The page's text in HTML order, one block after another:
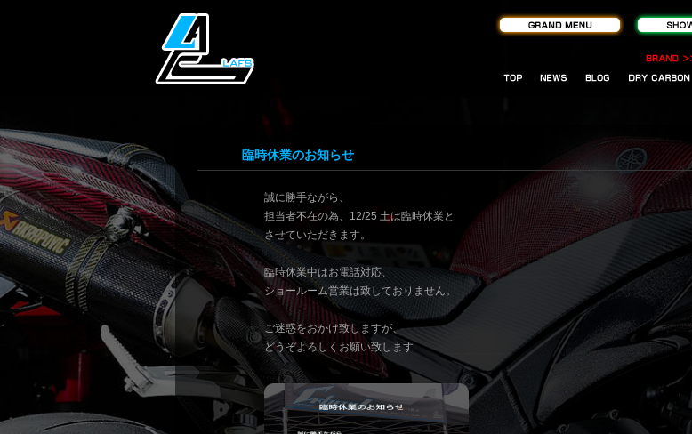
臨時休業のお知らせ
誠に勝手ながら、
担当者不在の為、12/25 土は臨時休業と
させていただきます。
臨時休業中はお電話対応、
ショールーム営業は致しておりません。
ご迷惑をおかけ致しますが、
どうぞよろしくお願い致します